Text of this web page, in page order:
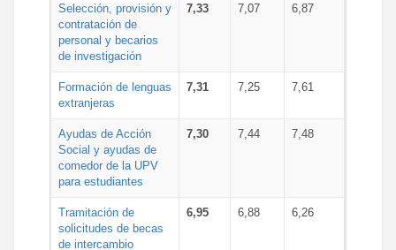
Selección, provisión y
contratación de
personal y becarios
de investigación
7,33 7,07 6,87
Formación de lenguas
extranjeras
7,31 7,25 7,61
Ayudas de Acción
Social y ayudas de
comedor de la UPV
para estudiantes
7,30 7,44 7,48
Tramitación de
solicitudes de becas
de intercambio
6,95 6,88 6,26